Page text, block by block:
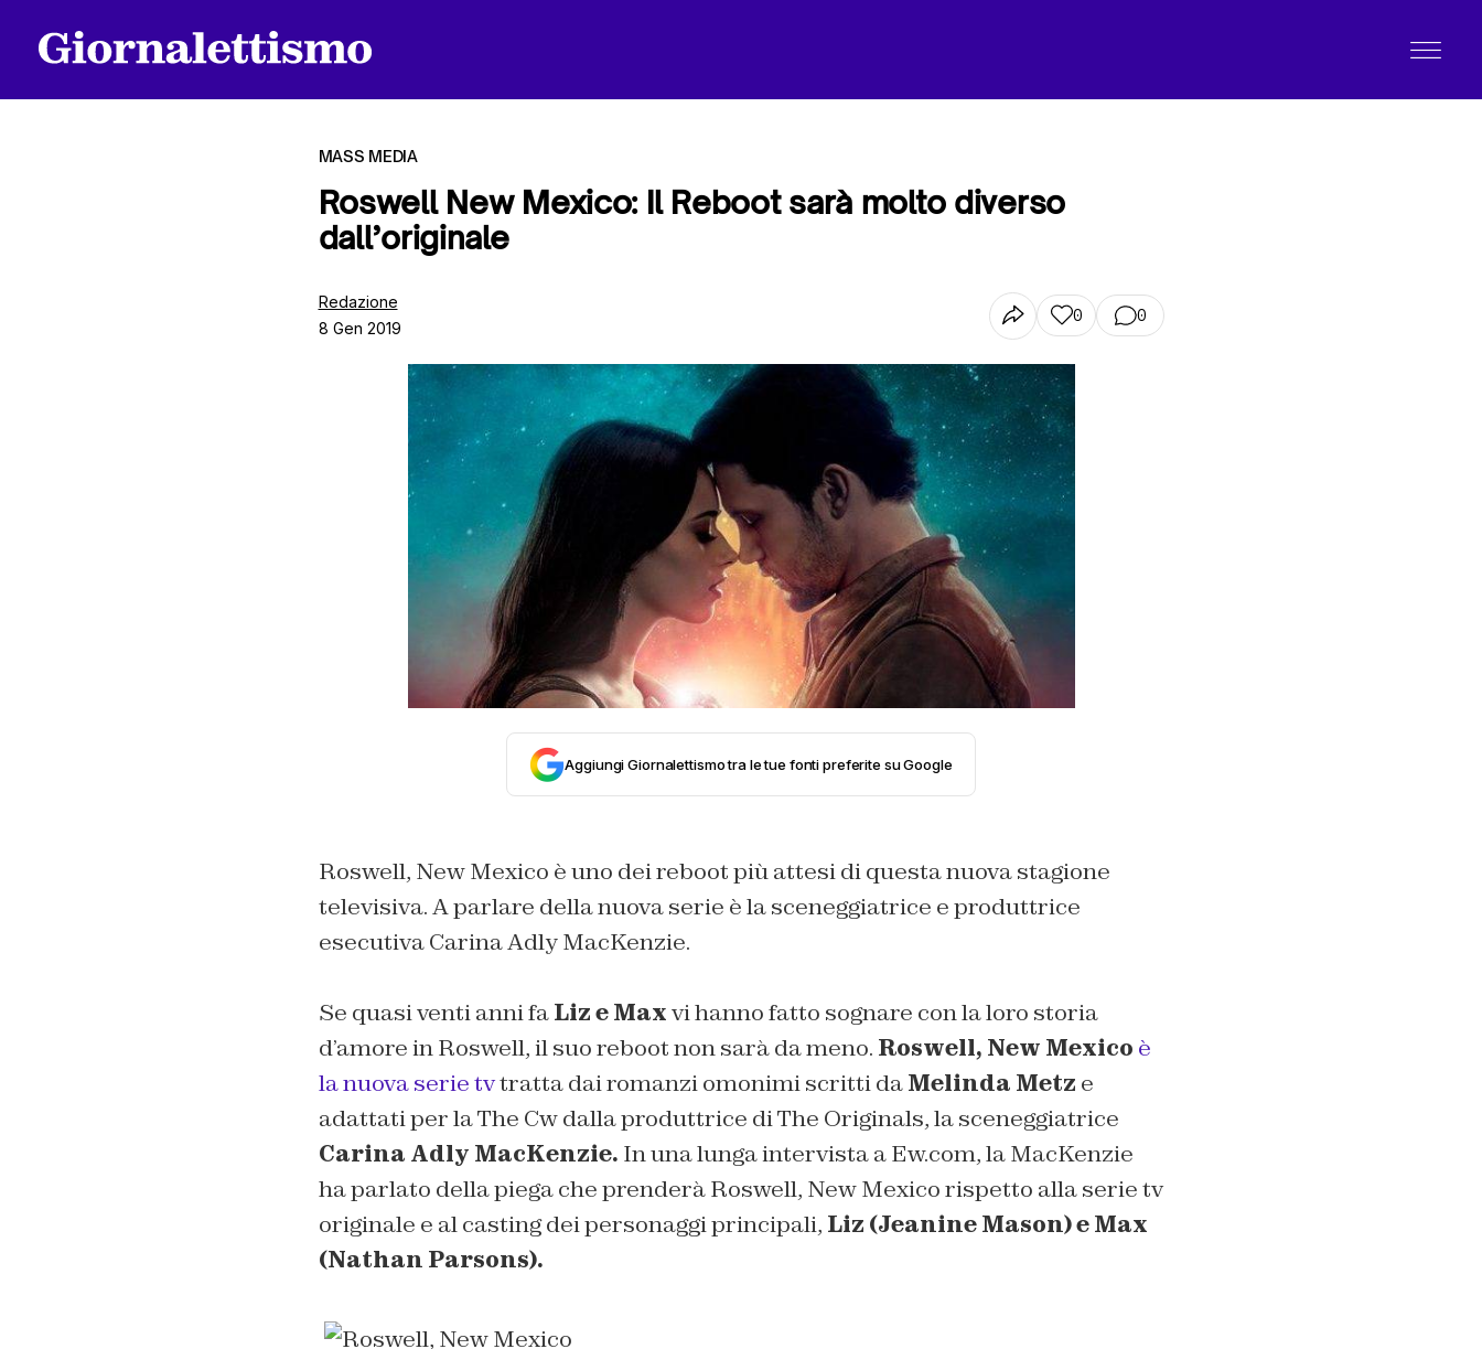
MASS MEDIA
Roswell New Mexico: Il Reboot sarà molto diverso
dall’originale
Redazione
8 Gen 2019
0 0
Aggiungi Giornalettismo tra le tue fonti preferite su Google
Roswell, New Mexico è uno dei reboot più attesi di questa nuova stagione
televisiva. A parlare della nuova serie è la sceneggiatrice e produttrice
esecutiva Carina Adly MacKenzie.
Se quasi venti anni faLiz e Maxvi hanno fatto sognare con la loro storia
d’amore in Roswell, il suo reboot non sarà da meno. Roswell, New Mexico è
la nuova serie tvtratta dai romanzi omonimi scritti daMelinda Metz e
adattati per la The Cw dalla produttrice di The Originals, la sceneggiatrice
Carina Adly MacKenzie. In una lunga intervista a Ew.com, la MacKenzie
ha parlato della piega che prenderà Roswell, New Mexico rispetto alla serie tv
originale e al casting dei personaggi principali, Liz (Jeanine Mason) e Max
(Nathan Parsons).